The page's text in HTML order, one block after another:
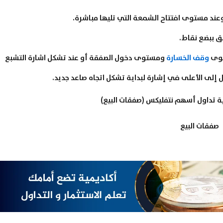
وقف الخسارة ومستوى دخول الصفقة أو عند تشكل اشارة التشبع
صفقات البيع